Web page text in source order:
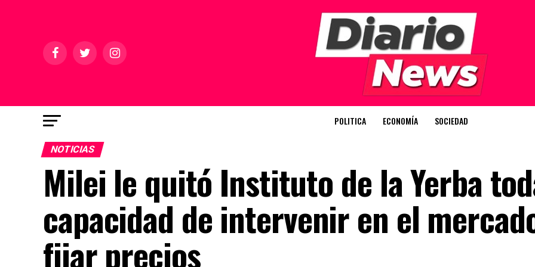
POLITICA ECONOMÍA SOCIEDAD
NOTICIAS
Milei le quitó Instituto de la Yerba
capacidad de intervenir en el
fijar precios